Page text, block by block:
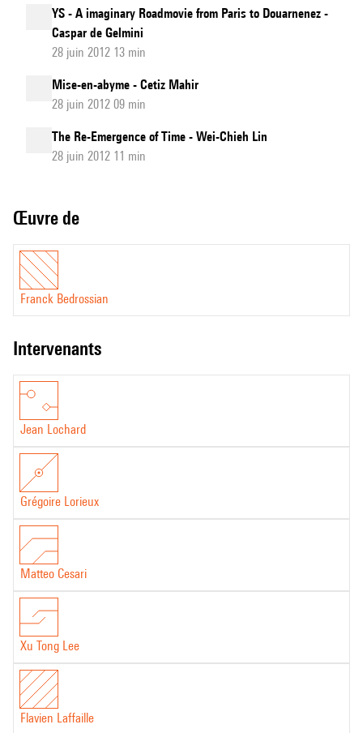
YS - A imaginary Roadmovie from Paris to Douarnenez -
Caspar de Gelmini
28 juin 2012 13 min
Mise-en-abyme - Cetiz Mahir
28 juin 2012 09 min
The Re-Emergence of Time - Wei-Chieh Lin
28 juin 2012 11 min
Œuvre de
Franck Bedrossian
intervenants
Jean Lochard
Grégoire Lorieux
Matteo Cesari
Xu Tong Lee
Flavien Laffaille